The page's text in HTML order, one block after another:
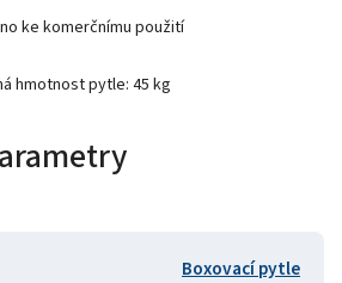
ke komerčnímu použití
hmotnost pytle: 45 kg
Boxovací pytle